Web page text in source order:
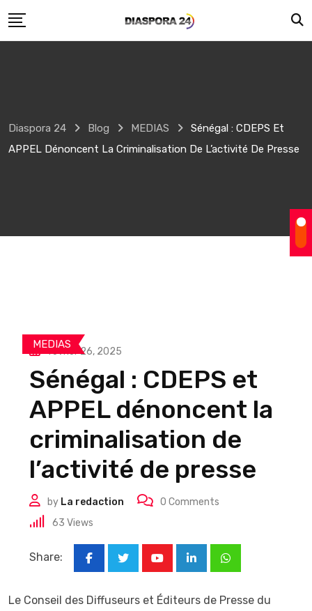
to
Diaspora 24 Blog MEDIAS
Sénégal : CDEPS Et
APPEL Dénoncent La Criminalisation De L’activité De Presse
MEDIAS
février 26, 2025
Sénégal : CDEPS et
APPEL dénoncent la
criminalisation de
l’activité de presse
by La redaction 0 Comments
63 Views
Share:
LinkedInWhatsapp
Le Conseil des Diffuseurs et Éditeurs de Presse du